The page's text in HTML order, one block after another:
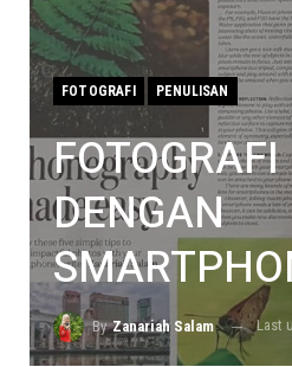
FOTOGRAFI PENULISAN
DENGAN
ByZanariah Salam Last